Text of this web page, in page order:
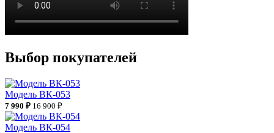
Выбор покупателей
Модель ВК-053
7 990 ₽ 16 900 ₽
Модель ВК-054